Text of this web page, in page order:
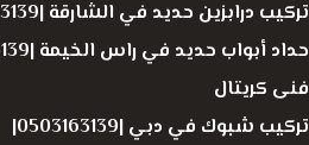
تركيب درابزين حديد في الشارقة |0503163139|
فنى كريتال
تركيب شبوك في دبي |0503163139|